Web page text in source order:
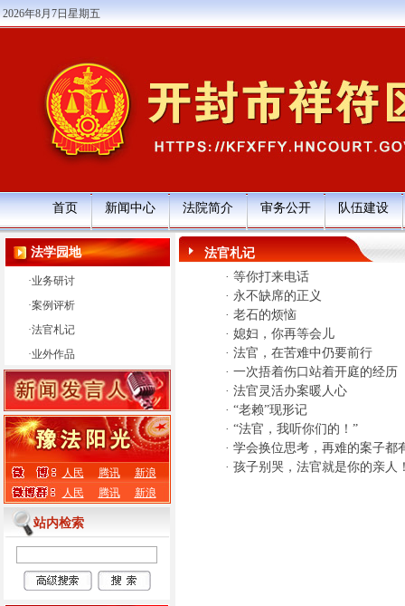
2026年8月7日星期五
首页 新闻中心 法院简介 审务公开 队伍建设
法学园地
·业务研讨
·案例评析
·法官札记
·业外作品
人民 腾讯
新浪
人民
腾讯 新浪
站内检索
法官札记
· 等你打来电话
· 永不缺席的正义
· 老石的烦恼
· 媳妇，你再等会儿
· 法官，在苦难中仍要前行
· 一次捂着伤口站着开庭的经历
· 法官灵活办案暖人心
· “老赖”现形记
· “法官，我听你们的！”
· 学会换位思考，再难的案子都
· 孩子别哭，法官就是你的亲人